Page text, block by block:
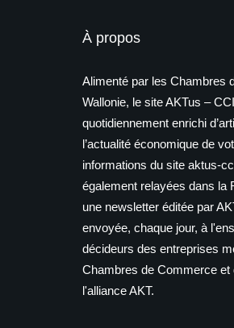
À propos
Alimenté par les Chambres
Wallonie, le site AKTus –
quotidiennement enrichi
l’actualité économique de
informations du site aktus-
également relayées dans la
une newsletter éditée par
envoyée, chaque jour, à
décideurs des entreprises
Chambres de Commerce et
l'alliance AKT.